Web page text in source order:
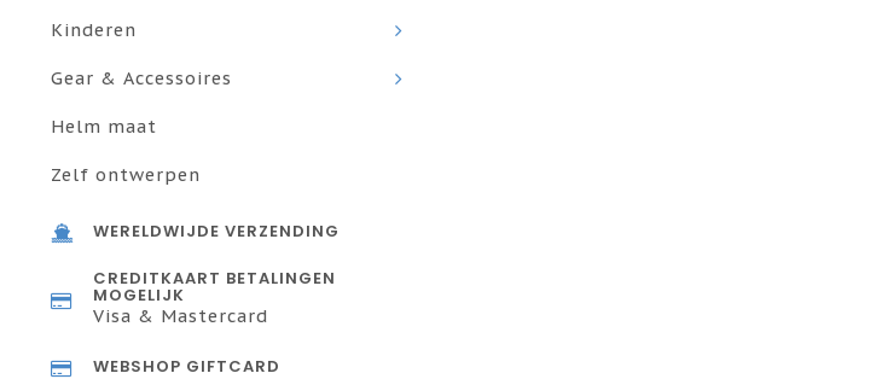
Kinderen
Gear & Accessoires
Helm maat
Zelf ontwerpen
WERELDWIJDE VERZENDING
CREDITKAART BETALINGEN
MOGELIJK
Visa & Mastercard
WEBSHOP GIFTCARD